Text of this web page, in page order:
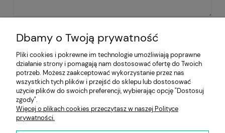
Pomoc
Moje konto
Płatności i dostawa
Dbamy o Twoją prywatność
Pliki cookies i pokrewne im technologie umożliwiają poprawne
działanie strony i pomagają nam dostosować ofertę do Twoich
potrzeb. Możesz zaakceptować wykorzystanie przez nas
wszystkich tych plików i przejść do sklepu lub dostosować
użycie plików do swoich preferencji, wybierając opcję "Dostosuj
zgody".
Więcej o plikach cookies przeczytasz w naszej Polityce
prywatności.